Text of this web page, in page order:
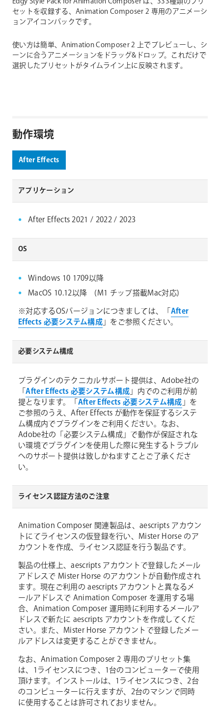
セットを収録する、Animation Composer 2 専用のアニメーシ
ョンアイコンパックです。
使い方は簡単、Animation Composer 2 上でプレビューし、シ
ーンに合うアニメーションをドラッグ&ドロップ。これだけで
選択したプリセットがタイムライン上に反映されます。
動作環境
After Effects
アプリケーション
After Effects 2021 / 2022 / 2023
OS
Windows 10 1709以降
MacOS 10.12以降 (M1 チップ搭載Mac対応)
※対応するOSバージョンにつきましては、「 After
Effects 必要システム構成」をご参照ください。
必要システム構成
プラグインのテクニカルサポート提供は、Adobe社の
「After Effects 必要システム構成」内でのご利用が前
提となります。「 After Effects 必要システム構成 」を
ご参照のうえ、After Effects が動作を保証するシステ
ム構成内でプラグインをご利用ください。なお、
Adobe社の「必要システム構成」で動作が保証されな
い環境でプラグインを使用した際に発生するトラブル
へのサポート提供は致しかねますことご了承くださ
い。
ライセンス認証方法のご注意
Animation Composer 関連製品は、aescripts アカウン
トにてライセンスの仮登録を行い、Mister Horse のア
カウントを作成、ライセンス認証を行う製品です。
製品の仕様上、aescripts アカウントで登録したメール
アドレスで Mister Horse のアカウントが自動作成され
ます。現在ご利用の aescripts アカウントと異なるメ
ールアドレスで Animation Composer を運用する場
合、Animation Composer 運用時に利用するメールア
ドレスで新たに aescripts アカウントを作成してくだ
さい。また、Mister Horse アカウントで登録したメー
ルアドレスは変更することができません。
なお、Animation Composer 2 専用のプリセット集
は、1ライセンスにつき、1台のコンピューターで使用
頂けます。インストールは、1ライセンスにつき、2台
のコンピューターに行えますが、2台のマシンで同時
に使用することは許可されておりません。